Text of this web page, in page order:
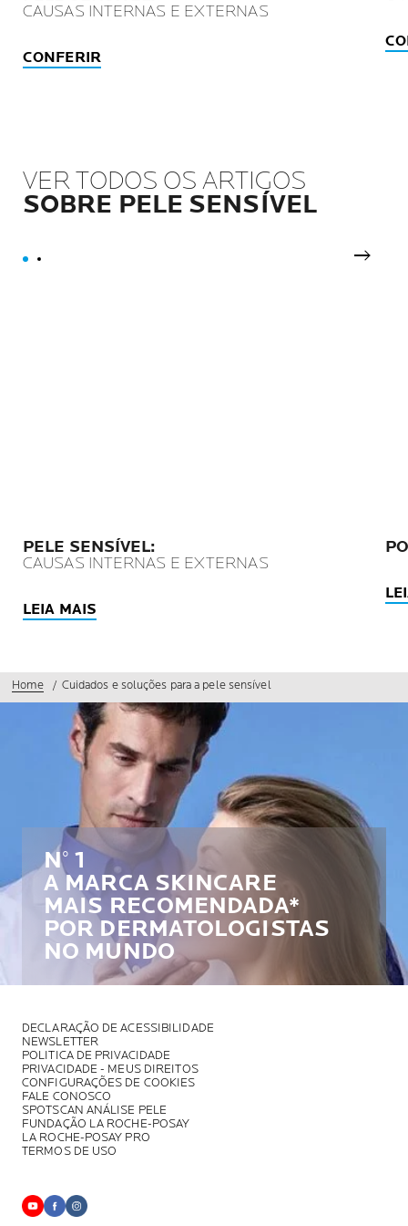
CAUSAS INTERNAS E EXTERNAS
CONFERIR
VER TODOS OS ARTIGOS
SOBRE PELE SENSÍVEL
PELE SENSÍVEL:
CAUSAS INTERNAS E EXTERNAS
LEIA MAIS
Home Cuidados e soluções para a pele sensível
N° 1
A MARCA SKINCARE
MAIS RECOMENDADA*
POR DERMATOLOGISTAS
NO MUNDO
DECLARAÇÃO DE ACESSIBILIDADE
NEWSLETTER
POLITICA DE PRIVACIDADE
PRIVACIDADE - MEUS DIREITOS
CONFIGURAÇÕES DE COOKIES
FALE CONOSCO
SPOTSCAN ANÁLISE PELE
FUNDAÇÃO LA ROCHE-POSAY
LA ROCHE-POSAY PRO
TERMOS DE USO